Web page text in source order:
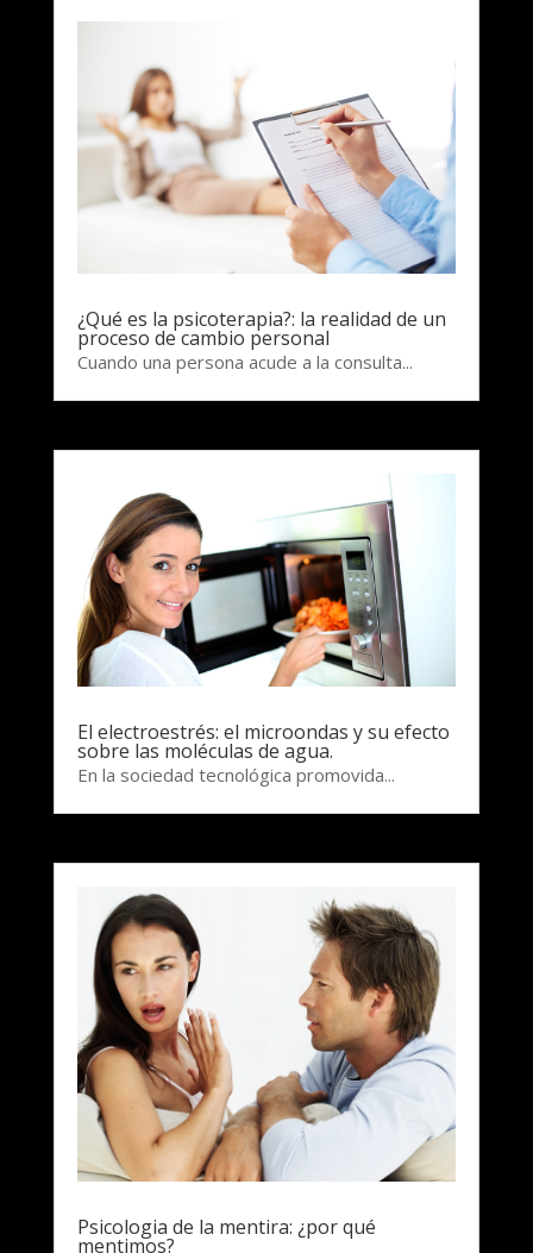
¿Qué es la psicoterapia?: la realidad de un
proceso de cambio personal
Cuando una persona acude a la consulta...
El electroestrés: el microondas y su efecto
sobre las moléculas de agua.
En la sociedad tecnológica promovida...
Psicologia de la mentira: ¿por qué
mentimos?